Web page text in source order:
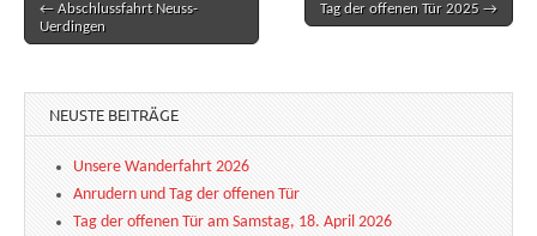
Post navigation
← Abschlussfahrt Neuss-
Uerdingen
Tag der offenen Tür 2025 →
NEUSTE BEITRÄGE
Unsere Wanderfahrt 2026
Anrudern und Tag der offenen Tür
Tag der offenen Tür am Samstag, 18. April 2026